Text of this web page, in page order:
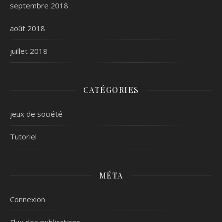
septembre 2018
août 2018
juillet 2018
CATÉGORIES
jeux de société
Tutoriel
MÉTA
Connexion